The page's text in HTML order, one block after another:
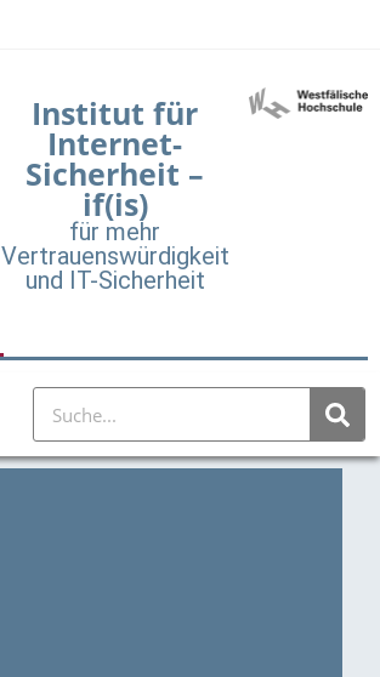
Institut für
Internet-
Sicherheit –
if(is)
für mehr
Vertrauenswürdigkeit
und IT-Sicherheit